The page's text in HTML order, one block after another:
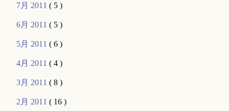
7月 2011( 5 )
6月 2011( 5 )
5月 2011( 6 )
4月 2011( 4 )
3月 2011( 8 )
2月 2011( 16 )